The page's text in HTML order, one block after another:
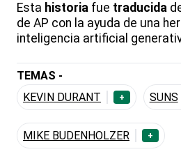
Esta historia fue traducida
de AP con la ayuda de una
inteligencia artificial
TEMAS -
KEVIN DURANT
+ SUNS
MIKE BUDENHOLZER +